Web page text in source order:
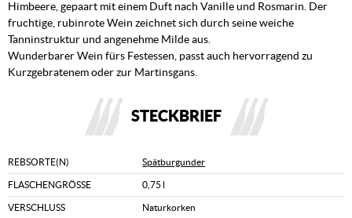
Himbeere, gepaart mit einem Duft nach Vanille und Rosmarin. Der
fruchtige, rubinrote Wein zeichnet sich durch seine weiche
Tanninstruktur und angenehme Milde aus.
Wunderbarer Wein fürs Festessen, passt auch hervorragend zu
Kurzgebratenem oder zur Martinsgans.
STECKBRIEF
REBSORTE(N) Spätburgunder
FLASCHENGRÖSSE 0,75 l
VERSCHLUSS Naturkorken